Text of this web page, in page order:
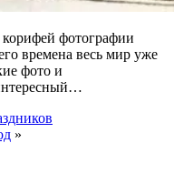
фотографии
времена весь мир уже
фото и
»